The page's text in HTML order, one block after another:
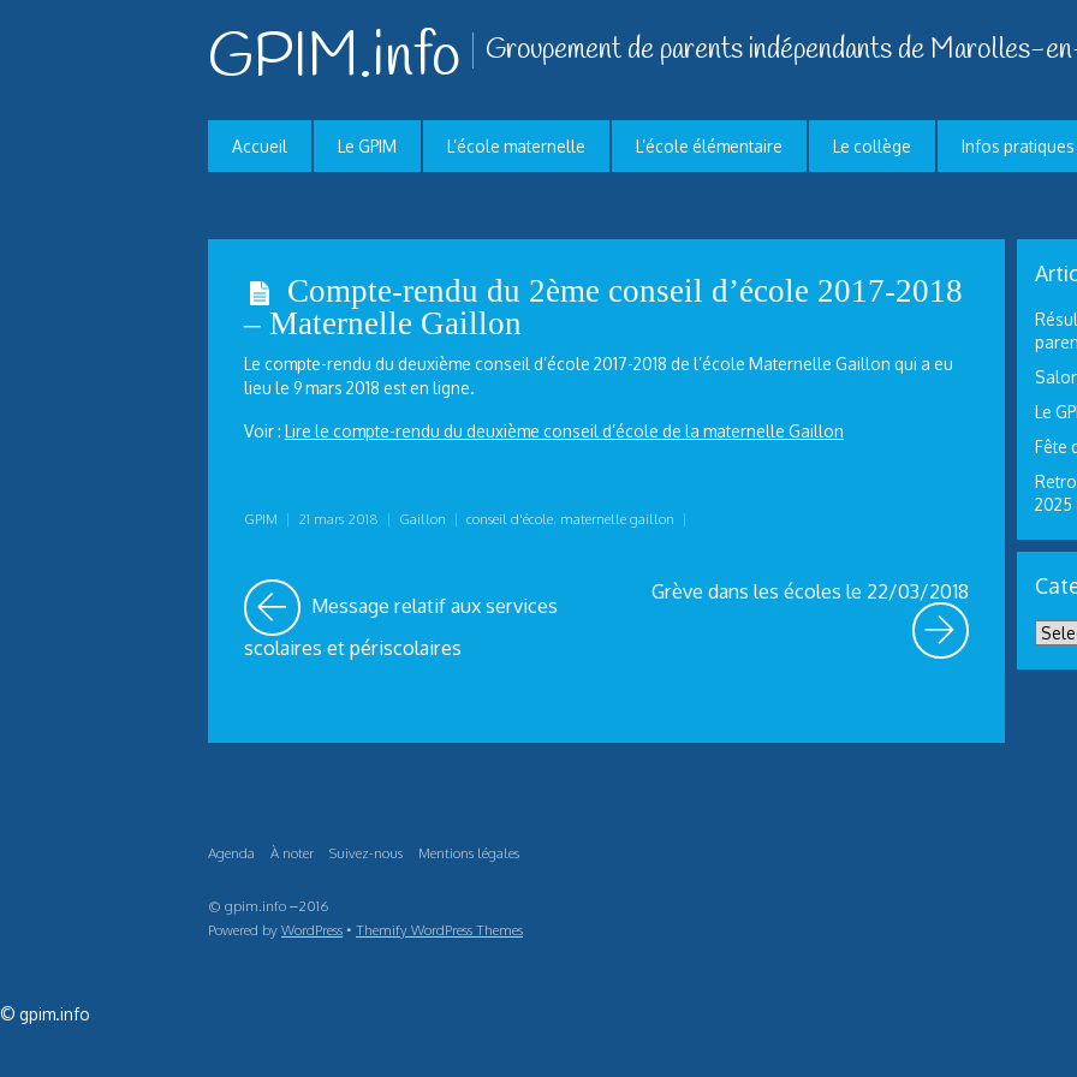
GPIM.info Groupement de parents indépendants de Marolles-
Accueil Le GPIM L’école maternelle L’école élémentaire Le collège Infos pratiques
Compte-rendu du 2ème conseil d’école 2017-2018
– Maternelle Gaillon
Le compte-rendu du deuxième conseil d’école 2017-2018 de l’école Maternelle Gaillon qui a eu
lieu le 9 mars 2018 est en ligne.
Voir : Lire le compte-rendu du deuxième conseil d’école de la maternelle Gaillon
GPIM | 21 mars 2018 | Gaillon | conseil d'école, maternelle gaillon |
Message relatif aux services
scolaires et périscolaires
Grève dans les écoles le 22/03/2018
Le
Fête
2025
Agenda À noter Suivez-nous Mentions légales
© gpim.info –2016
Powered by WordPress • Themify WordPress Themes
© gpim.info